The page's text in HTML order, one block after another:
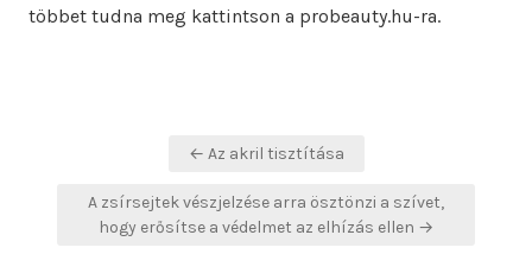
többet tudna meg kattintson a probeauty.hu-ra.
← Az akril tisztítása
A zsírsejtek vészjelzése arra ösztönzi a szívet,
hogy erősítse a védelmet az elhízás ellen →